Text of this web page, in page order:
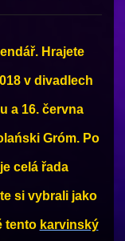
Hrajete
v divadlech
a 16. června
Gróm. Po
celá řada
si vybrali jako
tento karvinský